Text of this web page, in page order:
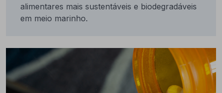
alimentares mais sustentáveis e biodegradáveis
em meio marinho.